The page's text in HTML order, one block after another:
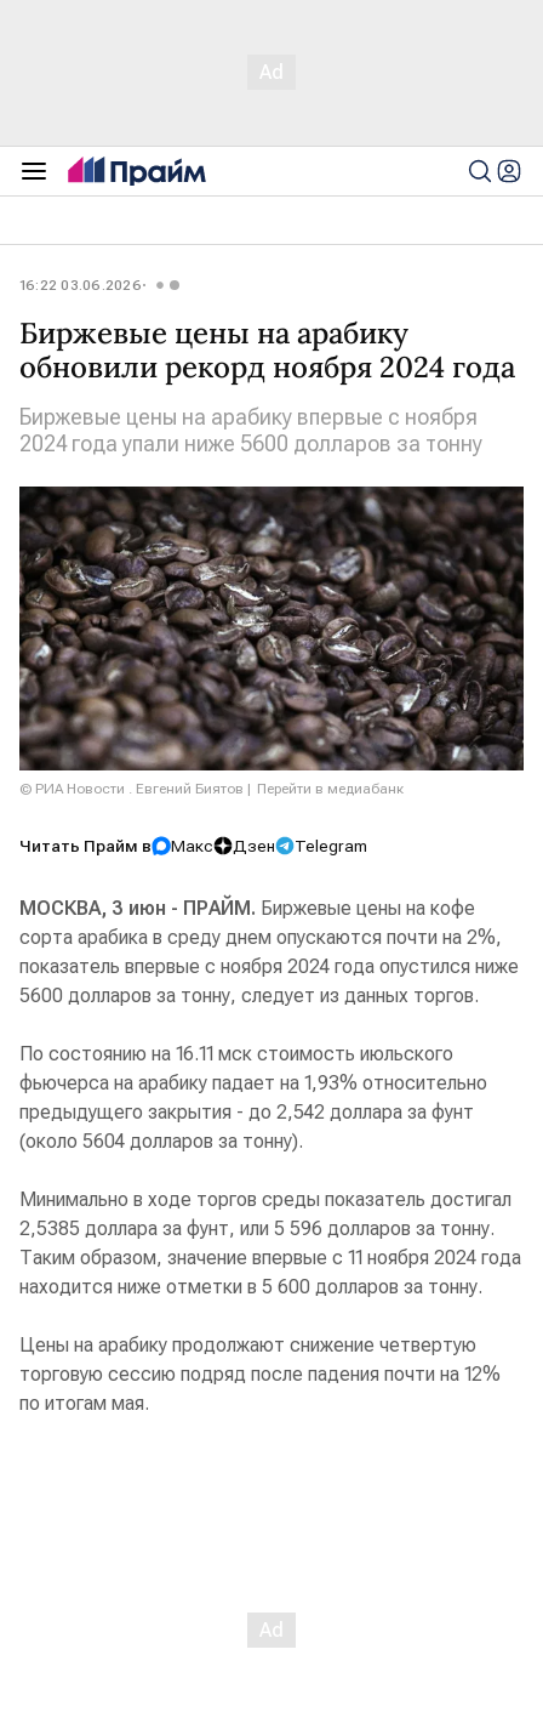
16:22 03.06.2026
Биржевые цены на арабику
обновили рекорд ноября 2024 года
Биржевые цены на арабику впервые с ноября
2024 года упали ниже 5600 долларов за тонну
© РИА Новости . Евгений Биятов Перейти в медиабанк
Читать Прайм в Макс Дзен Telegram
МОСКВА, 3 июн - ПРАЙМ. Биржевые цены на кофе
сорта арабика в среду днем опускаются почти на 2%,
показатель впервые с ноября 2024 года опустился ниже
5600 долларов за тонну, следует из данных торгов.
По состоянию на 16.11 мск стоимость июльского
фьючерса на арабику падает на 1,93% относительно
предыдущего закрытия - до 2,542 доллара за фунт
(около 5604 долларов за тонну).
Минимально в ходе торгов среды показатель достигал
2,5385 доллара за фунт, или 5 596 долларов за тонну.
Таким образом, значение впервые с 11 ноября 2024 года
находится ниже отметки в 5 600 долларов за тонну.
Цены на арабику продолжают снижение четвертую
торговую сессию подряд после падения почти на 12%
по итогам мая.